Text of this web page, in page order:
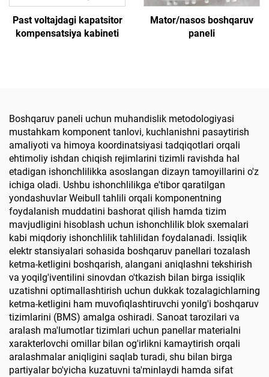
Past voltajdagi kapatsitor
kompensatsiya kabineti
Mator/nasos boshqaruv
paneli
Boshqaruv paneli uchun muhandislik metodologiyasi
mustahkam komponent tanlovi, kuchlanishni pasaytirish
amaliyoti va himoya koordinatsiyasi tadqiqotlari orqali
ehtimoliy ishdan chiqish rejimlarini tizimli ravishda hal
etadigan ishonchlilikka asoslangan dizayn tamoyillarini o'z
ichiga oladi. Ushbu ishonchlilikga e'tibor qaratilgan
yondashuvlar Weibull tahlili orqali komponentning
foydalanish muddatini bashorat qilish hamda tizim
mavjudligini hisoblash uchun ishonchlilik blok sxemalari
kabi miqdoriy ishonchlilik tahlilidan foydalanadi. Issiqlik
elektr stansiyalari sohasida boshqaruv panellari tozalash
ketma-ketligini boshqarish, alangani aniqlashni tekshirish
va yoqilg'iventilini sinovdan o'tkazish bilan birga issiqlik
uzatishni optimallashtirish uchun dukkak tozalagichlarning
ketma-ketligini ham muvofiqlashtiruvchi yonilg'i boshqaruv
tizimlarini (BMS) amalga oshiradi. Sanoat tarozilari va
aralash ma'lumotlar tizimlari uchun panellar materialni
xarakterlovchi omillar bilan og'irlikni kamaytirish orqali
aralashmalar aniqligini saqlab turadi, shu bilan birga
partiyalar bo'yicha kuzatuvni ta'minlaydi hamda sifat